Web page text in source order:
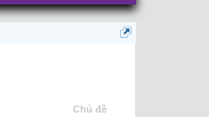
Chủ đề